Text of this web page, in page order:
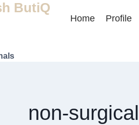
ButiQ
Home Profile
non-